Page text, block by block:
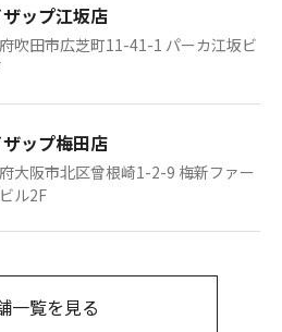
ップ江坂店
吹田市広芝町11-41-1 パーカ江坂ビ
ップ梅田店
大阪市北区曾根崎1-2-9 梅新ファー
ル2F
一覧を見る